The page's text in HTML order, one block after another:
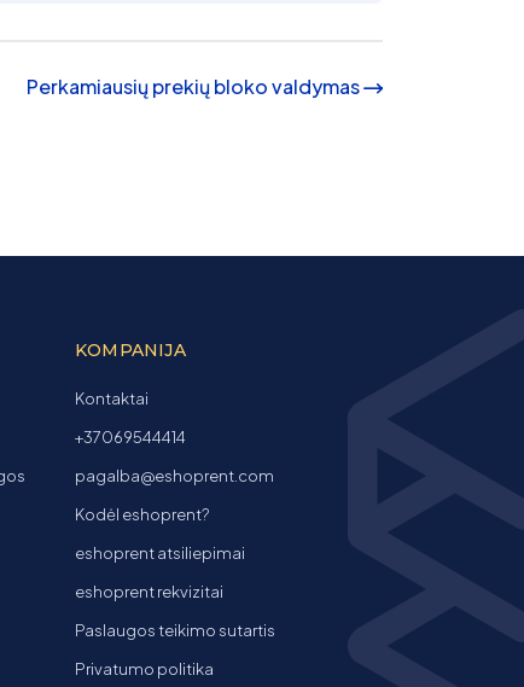
Perkamiausių prekių bloko valdymas
KOMPANIJA
Kontaktai
+37069544414
pagalba@eshoprent.com
Kodėl eshoprent?
eshoprent atsiliepimai
eshoprent rekvizitai
Paslaugos teikimo sutartis
Privatumo politika